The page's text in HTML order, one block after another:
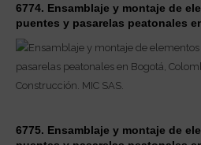
6774. Ensamblaje y montaje de
puentes y pasarelas peatonales
6775. Ensamblaje y montaje de